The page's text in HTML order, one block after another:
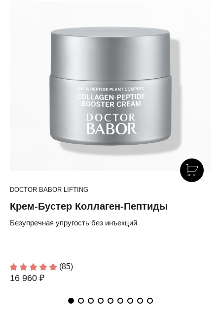
DOCTOR BABOR LIFTING
Крем-Бустер Коллаген-Пептиды
Безупречная упругость без инъекций
(85)
16 960 ₽